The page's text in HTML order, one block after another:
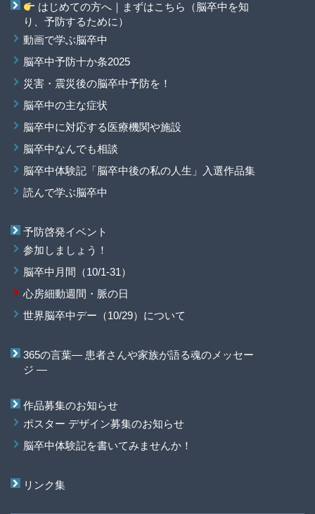
はじめての方へ｜まずはこちら（脳卒中を知
り、予防するために）
動画で学ぶ脳卒中
脳卒中予防十か条2025
災害・震災後の脳卒中予防を！
脳卒中の主な症状
脳卒中に対応する医療機関や施設
脳卒中なんでも相談
脳卒中体験記「脳卒中後の私の人生」入選作品集
読んで学ぶ脳卒中
予防啓発イベント
参加しましょう！
脳卒中月間（10/1-31）
心房細動週間・脈の日
世界脳卒中デー（10/29）について
365の言葉― 患者さんや家族が語る魂のメッセー
ジ ―
作品募集のお知らせ
ポスター デザイン募集のお知らせ
脳卒中体験記を書いてみませんか！
リンク集